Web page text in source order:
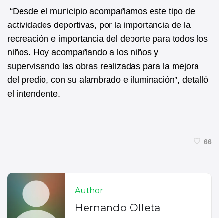
“Desde el municipio acompañamos este tipo de
actividades deportivas, por la importancia de la
recreación e importancia del deporte para todos los
niños. Hoy acompañando a los niños y
supervisando las obras realizadas para la mejora
del predio, con su alambrado e iluminación”, detalló
el intendente.
66
Author
Hernando Olleta